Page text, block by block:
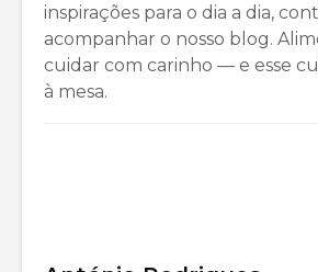
inspirações para o dia a dia,
acompanhar o nosso blog.
cuidar com carinho — e esse
à mesa.